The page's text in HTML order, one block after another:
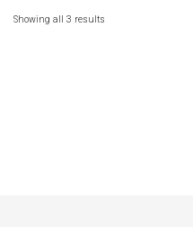
Showing all 3 results